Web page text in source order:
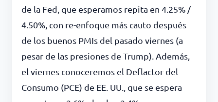
de la Fed, que esperamos repita en 4.25% /
4.50%, con re-enfoque más cauto después
de los buenos PMIs del pasado viernes (a
pesar de las presiones de Trump). Además,
el viernes conoceremos el Deflactor del
Consumo (PCE) de EE. UU., que se espera